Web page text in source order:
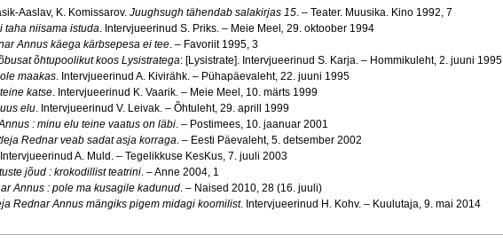
Aaslav, K. Komissarov. Juughsugh tähendab salakirjas 15. – Teater. Muusika. Kino 1992, 7
taha niisama istuda. Intervjueerinud S. Priks. – Meie Meel, 29. oktoober 1994
Annus käega kärbsepesa ei tee. – Favoriit 1995, 3
õhtupoolikut koos Lysistratega: [Lysistrate]. Intervjueerinud S. Karja. – Hommikuleht, 2. juuni 1995
maakas. Intervjueerinud A. Kivirähk. – Pühapäevaleht, 22. juuni 1995
katse. Intervjueerinud K. Vaarik. – Meie Meel, 10. märts 1999
elu. Intervjueerinud V. Leivak. – Õhtuleht, 29. aprill 1999
: minu elu teine vaatus on läbi. – Postimees, 10. jaanuar 2001
Rednar veab sadat asja korraga. – Eesti Päevaleht, 5. detsember 2002
A. Muld. – Tegelikkuse KesKus, 7. juuli 2003
jõud : krokodillist teatrini. – Anne 2004, 1
Annus : pole ma kusagile kadunud. – Naised 2010, 28 (16. juuli)
Rednar Annus mängiks pigem midagi koomilist. Intervjueerinud H. Kohv. – Kuulutaja, 9. mai 2014